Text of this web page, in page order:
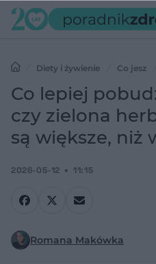
Diety i żywienie Co jesz
zielona herbata? Różnice są
Co lepiej
czy zielona
są większe, niż
2026-05-12 11:15
Romana Makówka